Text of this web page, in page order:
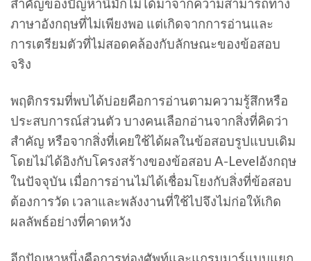
สำคัญของปัญหานี้มักไม่ได้มาจากความสามารถทาง
ภาษาอังกฤษที่ไม่เพียงพอ แต่เกิดจากการอ่านและ
การเตรียมตัวที่ไม่สอดคล้องกับลักษณะของข้อสอบ
จริง
พฤติกรรมที่พบได้บ่อยคือการอ่านตามความรู้สึกหรือ
ประสบการณ์ส่วนตัว บางคนเลือกอ่านจากสิ่งที่คิดว่า
สำคัญ หรือจากสิ่งที่เคยใช้ได้ผลในข้อสอบรูปแบบเดิม
โดยไม่ได้อิงกับโครงสร้างของข้อสอบ A-Levelอังกฤษ
ในปัจจุบัน เมื่อการอ่านไม่ได้เชื่อมโยงกับสิ่งที่ข้อสอบ
ต้องการวัด เวลาและพลังงานที่ใช้ไปจึงไม่ก่อให้เกิด
ผลลัพธ์อย่างที่คาดหวัง